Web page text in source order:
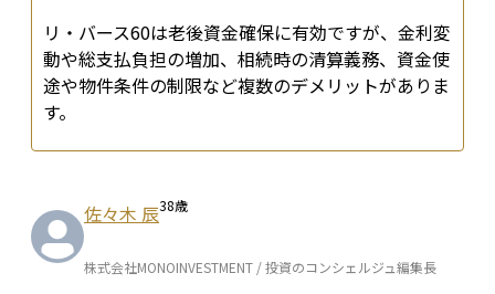
リ・バース60は老後資金確保に有効ですが、金利変
動や総支払負担の増加、相続時の清算義務、資金使
途や物件条件の制限など複数のデメリットがありま
す。
佐々木 辰38歳
株式会社MONOINVESTMENT / 投資のコンシェルジュ編集長